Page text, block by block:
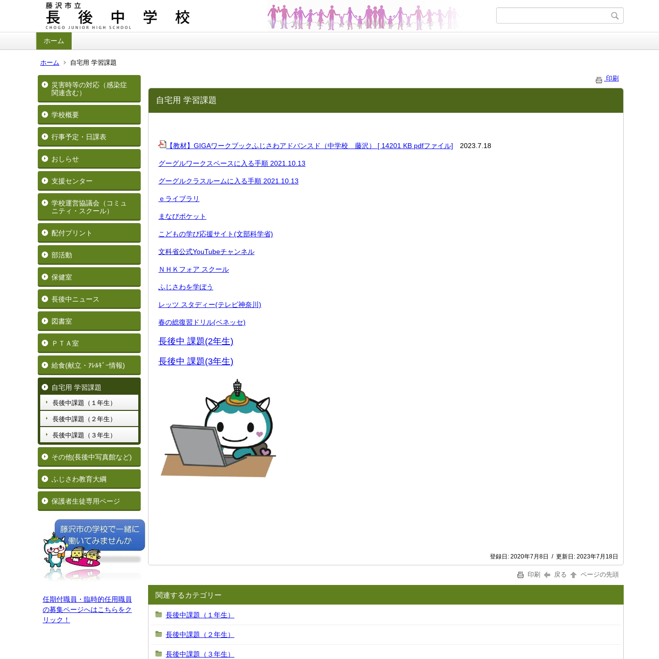
ホーム
ホーム 自宅用 学習課題
災害時等の対応（感染症
関連含む）
学校概要
行事予定・日課表
おしらせ
支援センター
学校運営協議会（コミュ
ニティ・スクール）
配付プリント
部活動
保健室
長後中ニュース
図書室
ＰＴＡ室
給食(献立・ｱﾚﾙｷﾞｰ情報)
自宅用 学習課題
長後中課題（１年生）
長後中課題（２年生）
長後中課題（３年生）
その他(長後中写真館など)
ふじさわ教育大綱
保護者生徒専用ページ
任期付職員・臨時的任用職員
の募集ページへはこちらをク
リック！
印刷
自宅用 学習課題
【教材】GIGAワークブックふじさわアドバンスド（中学校＿藤沢） [ 14201 KB pdfファイル] 2023.7.18
グーグルワークスペースに入る手順 2021.10.13
グーグルクラスルームに入る手順 2021.10.13
ｅライブラリ
まなびポケット
こどもの学び応援サイト(文部科学省)
文科省公式YouTubeチャンネル
ＮＨＫフォア スクール
ふじさわを学ぼう
レッツ スタディー(テレビ神奈川)
春の総復習ドリル(ベネッセ)
長後中 課題(2年生)
長後中 課題(3年生)
登録日: 2020年7月8日 / 更新日: 2023年7月18日
印刷 戻る ページの先頭
関連するカテゴリー
長後中課題（１年生）
長後中課題（２年生）
長後中課題（３年生）